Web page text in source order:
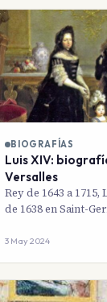
BIOGRAFÍAS
Luis XIV:
Versalles
Rey de 1643 a
de 1638 en Saint-
3 May 2024